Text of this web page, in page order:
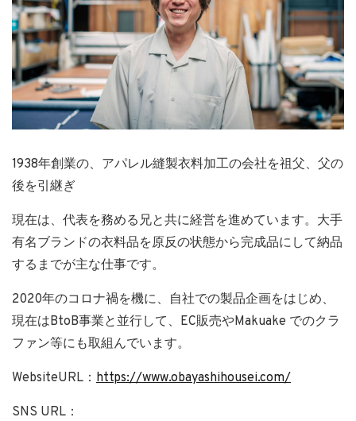
1938年創業の、アパレル縫製衣料加工の会社を祖父、父の
後を引継ぎ
現在は、代表を務める兄と共に経営を進めています。大手
有名ブランドの衣料品を原反の状態から完成品にして納品
するまでが主な仕事です。
2020年のコロナ禍を機に、自社での製品企画をはじめ、
現在はBtoB事業と並行して、EC販売やMakuake でのクラ
ファン等にも取組んでいます。
WebsiteURL： https://www.obayashihousei.com/
SNS URL：